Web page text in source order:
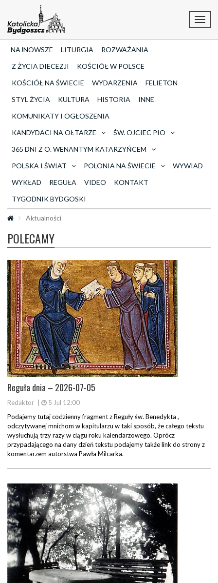
NAJNOWSZE LITURGIA
ROZWAŻANIA
Z ŻYCIA DIECEZJI
KOŚCIÓŁ W POLSCE
KOŚCIÓŁ NA ŚWIECIE
WYDARZENIA
FELIETON
STYL ŻYCIA
KULTURA HISTORIA
INNE
KOMUNIKATY I OGŁOSZENIA
KANDYDACI NA OŁTARZE
ŚW. OJCIEC PIO
365 DNI Z O. WENANTYM KATARZYŃCEM
POLSKA I ŚWIAT
POLONIA NA ŚWIECIE
WYWIAD
WYKŁAD
REGUŁA VIDEO
KONTAKT
TYGODNIK BYDGOSKI
Aktualności
POLECAMY
Reguła dnia – 2026-07-05
Redaktor
5 Jul 12:00
Podajemy tutaj codzienny fragment z Reguły św. Benedykta ,
odczytywanej mnichom w kapitularzu w taki sposób, że całego tekstu
wysłuchują trzy razy w ciągu roku kalendarzowego. Oprócz
przypadającego na dany dzień tekstu podajemy także link do strony z
komentarzem autorstwa Pawła Milcarka.